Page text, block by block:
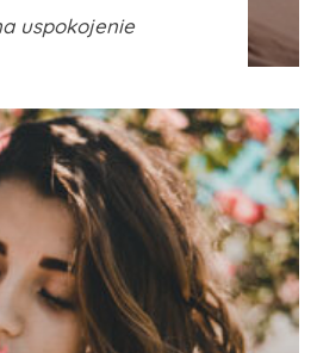
uspokojenie